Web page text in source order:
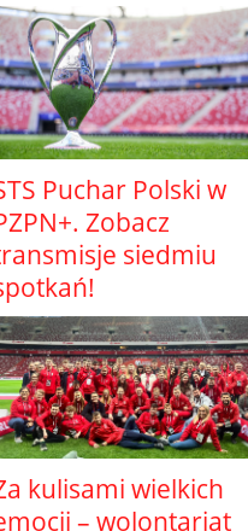
Puchar Polski w
Zobacz
siedmiu
kulisami wielkich
– wolontariat